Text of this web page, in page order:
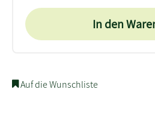
In den
Auf die Wunschliste